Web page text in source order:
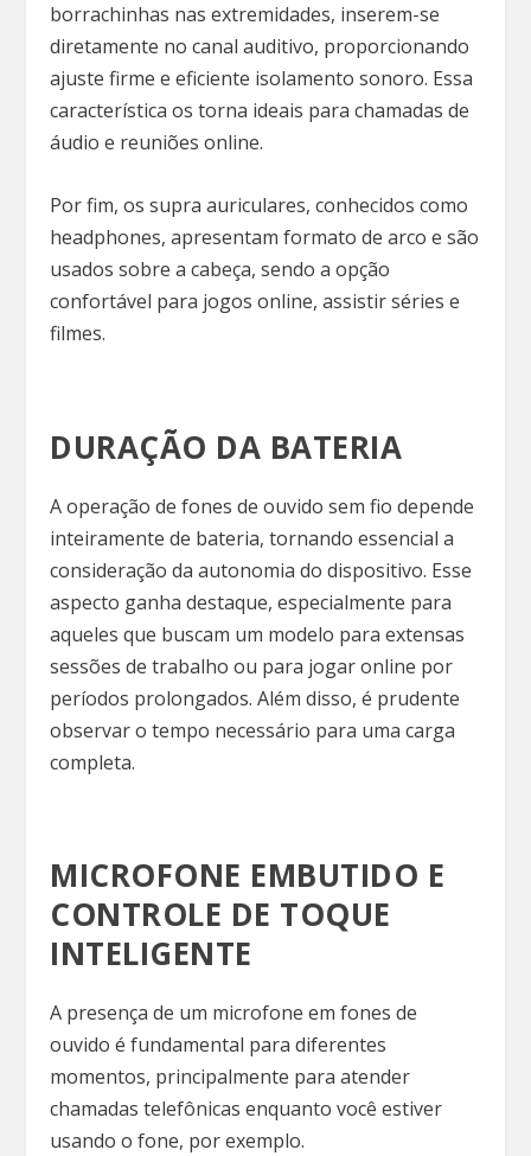
borrachinhas nas extremidades, inserem-se
diretamente no canal auditivo, proporcionando
ajuste firme e eficiente isolamento sonoro. Essa
característica os torna ideais para chamadas de
áudio e reuniões online.
Por fim, os supra auriculares, conhecidos como
headphones, apresentam formato de arco e são
usados sobre a cabeça, sendo a opção
confortável para jogos online, assistir séries e
filmes.
DURAÇÃO DA BATERIA
A operação de fones de ouvido sem fio depende
inteiramente de bateria, tornando essencial a
consideração da autonomia do dispositivo. Esse
aspecto ganha destaque, especialmente para
aqueles que buscam um modelo para extensas
sessões de trabalho ou para jogar online por
períodos prolongados. Além disso, é prudente
observar o tempo necessário para uma carga
completa.
MICROFONE EMBUTIDO E
CONTROLE DE TOQUE
INTELIGENTE
A presença de um microfone em fones de
ouvido é fundamental para diferentes
momentos, principalmente para atender
chamadas telefônicas enquanto você estiver
usando o fone, por exemplo.